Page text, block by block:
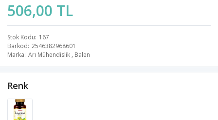
506,00 TL
Stok Kodu 167
Barkod 2546382968601
Marka Arı Mühendislik , Balen
Renk